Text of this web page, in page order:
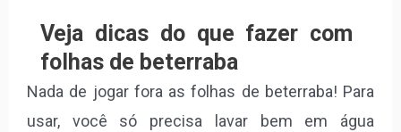
Veja dicas do que fazer com
folhas de beterraba
Nada de jogar fora as folhas de beterraba! Para
usar, você só precisa lavar bem em água